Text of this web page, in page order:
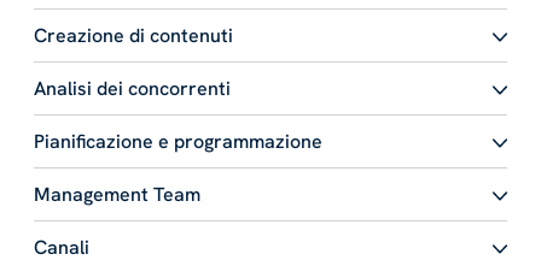
Creazione di contenuti
Analisi dei concorrenti
Pianificazione e programmazione
Management Team
Canali